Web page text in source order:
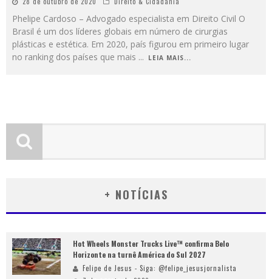
Phelipe Cardoso – Advogado especialista em Direito Civil O
Brasil é um dos líderes globais em número de cirurgias
plásticas e estética. Em 2020, país figurou em primeiro lugar
no ranking dos países que mais ... LEIA MAIS...
+ NOTÍCIAS
Hot Wheels Monster Trucks Live™ confirma Belo
Horizonte na turnê América do Sul 2027
Felipe de Jesus - Siga: @felipe_jesusjornalista